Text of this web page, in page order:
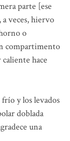
parte [ese
veces, hiervo
o
compartimento
hace
y los levados
doblada
una